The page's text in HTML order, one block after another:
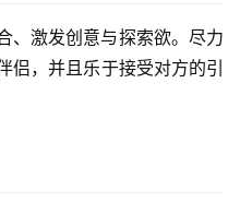
、激发创意与探索欲。尽力
侣，并且乐于接受对方的引